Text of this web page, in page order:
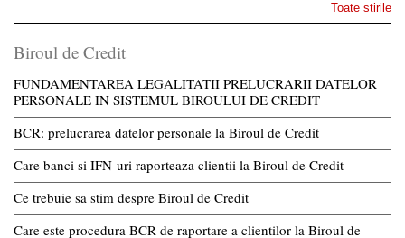
Toate stirile
Biroul de Credit
FUNDAMENTAREA LEGALITATII PRELUCRARII DATELOR
PERSONALE IN SISTEMUL BIROULUI DE CREDIT
BCR: prelucrarea datelor personale la Biroul de Credit
Care banci si IFN-uri raporteaza clientii la Biroul de Credit
Ce trebuie sa stim despre Biroul de Credit
Care este procedura BCR de raportare a clientilor la Biroul de